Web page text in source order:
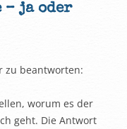
– ja oder
zu beantworten:
worum es der
geht. Die Antwort